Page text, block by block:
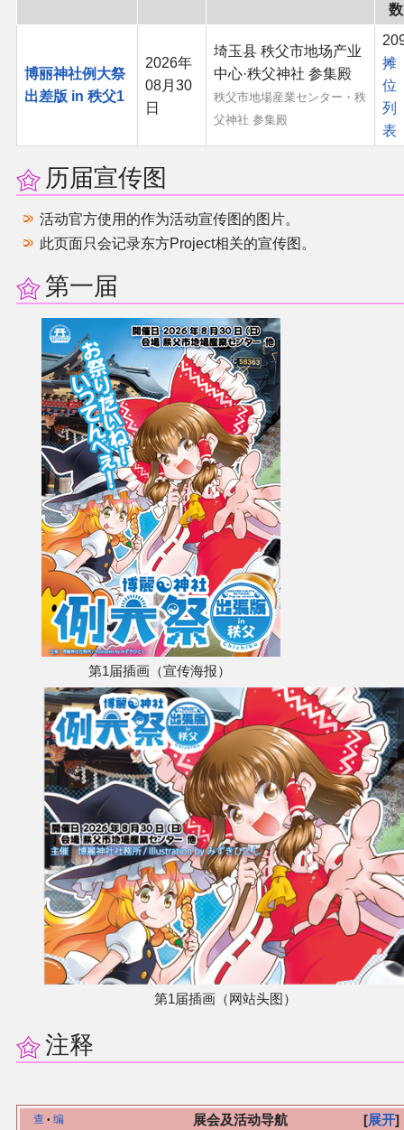
数
博丽神社例大祭
出差版 in 秩父1
2026年
08月30
日
埼玉县 秩父市地场产业
中心·秩父神社 参集殿
秩父市地場産業センター・秩
父神社 参集殿
摊
位
列
表
历届宣传图
活动官方使用的作为活动宣传图的图片。
此页面只会记录东方Project相关的宣传图。
第一届
第1届插画（宣传海报）
第1届插画（网站头图）
注释
展开
查 • 编 展会及活动导航
同人软件列表
同人角色列表
其他形式同人
THB相关项目
THB衍生
THB媒体
THB协力
其他
联系管理员
关于THBWiki
捐款支持